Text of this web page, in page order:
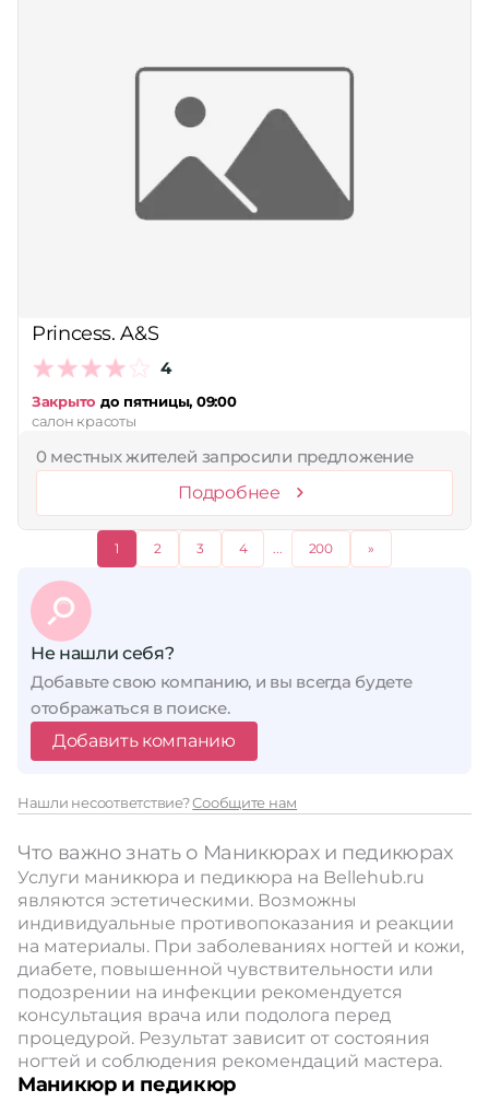
Princess. A&S
4
Закрыто до пятницы, 09:00
салон красоты
0 местных жителей запросили предложение
Подробнее
1 2 3 4 ... 200 »
Не нашли себя?
Добавьте свою компанию, и вы всегда будете
отображаться в поиске.
Добавить компанию
Нашли несоответствие?Сообщите нам
Что важно знать о Маникюрах и педикюрах
Услуги маникюра и педикюра на Bellehub.ru
являются эстетическими. Возможны
индивидуальные противопоказания и реакции
на материалы. При заболеваниях ногтей и кожи,
диабете, повышенной чувствительности или
подозрении на инфекции рекомендуется
консультация врача или подолога перед
процедурой. Результат зависит от состояния
ногтей и соблюдения рекомендаций мастера.
Маникюр и педикюр